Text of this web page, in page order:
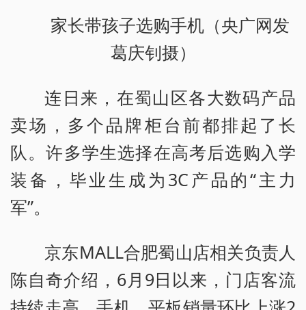
家长带孩子选购手机（央广网发
葛庆钊摄）
连日来，在蜀山区各大数码产品
卖场，多个品牌柜台前都排起了长
队。许多学生选择在高考后选购入学
装备，毕业生成为3C产品的“主力
军”。
京东MALL合肥蜀山店相关负责人
陈自奇介绍，6月9日以来，门店客流